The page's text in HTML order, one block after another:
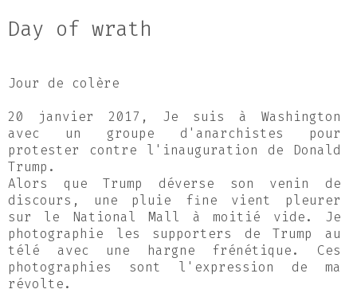
Day of wrath
Jour de colère
20 janvier 2017, Je suis à Washington
avec un groupe d'anarchistes pour
protester contre l'inauguration de Donald
Trump.
Alors que Trump déverse son venin de
discours, une pluie fine vient pleurer
sur le National Mall à moitié vide. Je
photographie les supporters de Trump au
télé avec une hargne frénétique. Ces
photographies sont l'expression de ma
révolte.